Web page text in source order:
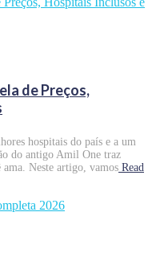
de Preços,
hospitais do país e a um
do antigo Amil One traz
ama. Neste artigo, vamos Read